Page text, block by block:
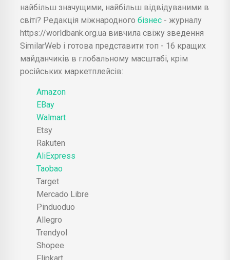
найбільш значущими, найбільш відвідуваними в
світі? Редакція міжнародного бізнес - журналу
https://worldbank.org.ua вивчила свіжу зведення
SimilarWeb і готова представити топ - 16 кращих
майданчиків в глобальному масштабі, крім
російських маркетплейсів:
Amazon
EBay
Walmart
Etsy
Rakuten
AliExpress
Taobao
Target
Mercado Libre
Pinduoduo
Allegro
Trendyol
Shopee
Flipkart